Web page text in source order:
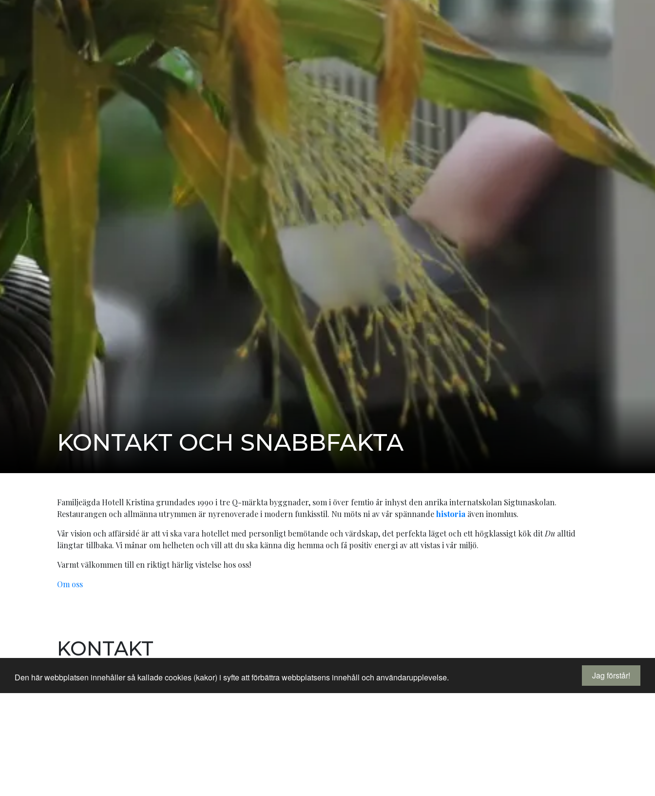
Jag förstår!
Den här webbplatsen innehåller så kallade cookies (kakor) i syfte att förbättra webbplatsens innehåll och användarupplevelse.
KONTAKT OCH SNABBFAKTA
Familjeägda Hotell Kristina grundades 1990 i tre Q-märkta byggnader, som i över femtio år inhyst den anrika internatskolan Sigtunaskolan.
Restaurangen och allmänna utrymmen är nyrenoverade i modern funkisstil. Nu möts ni av vår spännandehistoria även inomhus.
Vår vision och affärsidé är att vi ska vara hotellet med personligt bemötande och värdskap, det perfekta läget och ett högklassigt kök ditDu alltid
längtar tillbaka. Vi månar om helheten och vill att du ska känna dig hemma och få positiv energi av att vistas i vår miljö.
Varmt välkommen till en riktigt härlig vistelse hos oss!
Om oss
KONTAKT